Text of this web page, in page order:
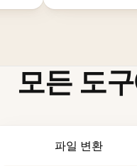
모든 도
파일 변환